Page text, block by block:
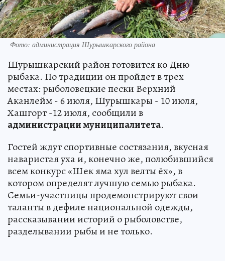
Фото: администрация Шурышкарского района
Шурышкарский район готовится ко Дню
рыбака. По традиции он пройдет в трех
местах: рыболовецкие пески Верхний
Аканлейм - 6 июля, Шурышкары - 10 июля,
Хашгорт -12 июля, сообщили в
администрации муниципалитета.
Гостей ждут спортивные состязания, вкусная
наваристая уха и, конечно же, полюбившийся
всем конкурс «Шек яма хул велты ёх», в
котором определят лучшую семью рыбака.
Семьи-участницы продемонстрируют свои
таланты в дефиле национальной одежды,
рассказывании историй о рыболовстве,
разделывании рыбы и не только.